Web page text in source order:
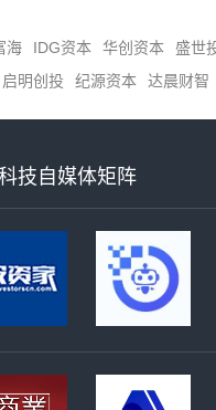
海 IDG资本 华创资本 盛世
启明创投 纪源资本 达晨财智
技自媒体矩阵